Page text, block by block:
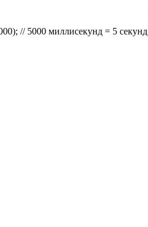
// 5000 миллисекунд = 5 секунд